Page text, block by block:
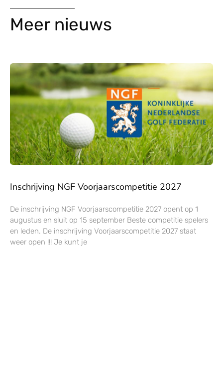
Meer nieuws
Inschrijving NGF Voorjaarscompetitie 2027
De inschrijving NGF Voorjaarscompetitie 2027 opent op 1
augustus en sluit op 15 september Beste competitie spelers
en leden. De inschrijving Voorjaarscompetitie 2027 staat
weer open !!! Je kunt je